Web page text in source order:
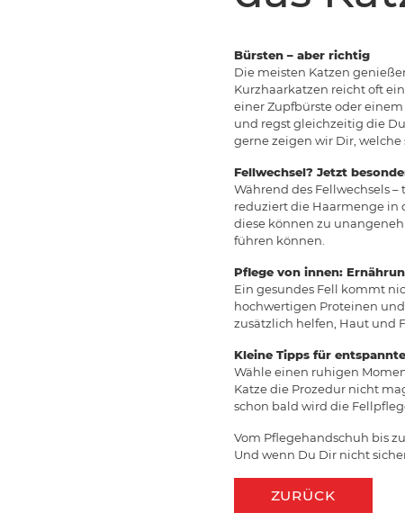
Bürsten – aber richtig
Die meisten Katzen
Kurzhaarkatzen reicht oft
einer Zupfbürste oder
und regst gleichzeitig die
gerne zeigen wir Dir,
Fellwechsel? Jetzt
Während des Fellwechsels
reduziert die Haarmenge in
diese können zu
führen können.
Pflege von innen:
Ein gesundes Fell kommt
hochwertigen Proteinen
zusätzlich helfen, Haut und
Kleine Tipps für
Wähle einen ruhigen
Katze die Prozedur nicht
schon bald wird die
Vom Pflegehandschuh bis
Und wenn Du Dir nicht
ZURÜCK